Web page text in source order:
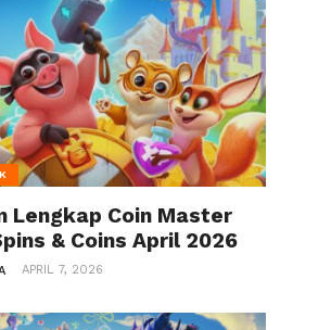
Lengkap Coin Master
& Coins April 2026
APRIL 7, 2026